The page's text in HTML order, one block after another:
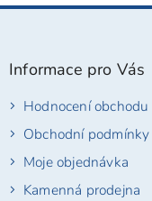
Z
Informace pro Vás
Hodnocení obchodu
Obchodní podmínky
Moje objednávka
Kamenná prodejna